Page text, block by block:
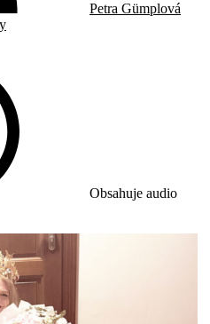
Petra Gümplová
Obsahuje audio